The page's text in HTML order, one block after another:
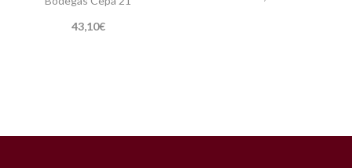
43,10€